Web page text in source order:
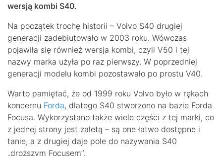
wersją kombi S40.
Na początek trochę historii – Volvo S40 drugiej
generacji zadebiutowało w 2003 roku. Wówczas
pojawiła się również wersja kombi, czyli V50 i tej
nazwy marka użyła po raz pierwszy. W poprzedniej
generacji modelu kombi pozostawało po prostu V40.
Warto pamiętać, że od 1999 roku Volvo było w rękach
koncernu Forda, dlatego S40 stworzono na bazie Forda
Focusa. Wykorzystano także wiele części z tej marki, co
z jednej strony jest zaletą – są one łatwo dostępne i
tanie, a z drugiej daje pole do nazywania S40
„droższym Focusem”.